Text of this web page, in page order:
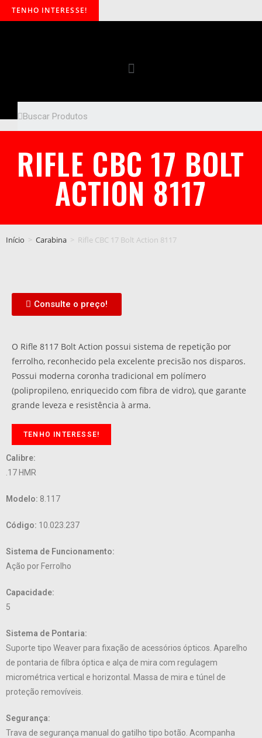
TENHO INTERESSE!
RIFLE CBC 17 BOLT
ACTION 8117
Início > Carabina > Rifle CBC 17 Bolt Action 8117
Consulte o preço!
O Rifle 8117 Bolt Action possui sistema de repetição por
ferrolho, reconhecido pela excelente precisão nos disparos.
Possui moderna coronha tradicional em polímero
(polipropileno, enriquecido com fibra de vidro), que garante
grande leveza e resistência à arma.
TENHO INTERESSE!
Calibre:
.17 HMR
Modelo: 8.117
Código: 10.023.237
Sistema de Funcionamento:
Ação por Ferrolho
Capacidade:
5
Sistema de Pontaria:
Suporte tipo Weaver para fixação de acessórios ópticos. Aparelho
de pontaria de filbra óptica e alça de mira com regulagem
micrométrica vertical e horizontal. Massa de mira e túnel de
proteção removíveis.
Segurança:
Trava de segurança manual do gatilho tipo botão. Acompanha